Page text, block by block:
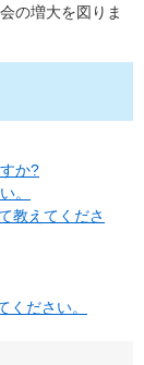
の増大を図りま
か?
。
教えてくださ
ださい。